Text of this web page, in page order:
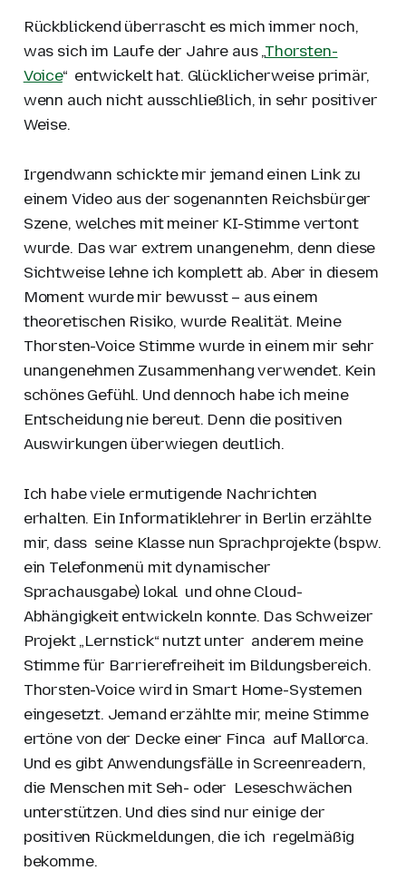
Rückblickend überrascht es mich immer noch,
was sich im Laufe der Jahre aus „Thorsten-
Voice“ entwickelt hat. Glücklicherweise primär,
wenn auch nicht ausschließlich, in sehr positiver
Weise.
Irgendwann schickte mir jemand einen Link zu
einem Video aus der sogenannten Reichsbürger
Szene, welches mit meiner KI-Stimme vertont
wurde. Das war extrem unangenehm, denn diese
Sichtweise lehne ich komplett ab. Aber in diesem
Moment wurde mir bewusst – aus einem
theoretischen Risiko, wurde Realität. Meine
Thorsten-Voice Stimme wurde in einem mir sehr
unangenehmen Zusammenhang verwendet. Kein
schönes Gefühl. Und dennoch habe ich meine
Entscheidung nie bereut. Denn die positiven
Auswirkungen überwiegen deutlich.
Ich habe viele ermutigende Nachrichten
erhalten. Ein Informatiklehrer in Berlin erzählte
mir, dass seine Klasse nun Sprachprojekte (bspw.
ein Telefonmenü mit dynamischer
Sprachausgabe) lokal und ohne Cloud-
Abhängigkeit entwickeln konnte. Das Schweizer
Projekt „Lernstick“ nutzt unter anderem meine
Stimme für Barrierefreiheit im Bildungsbereich.
Thorsten-Voice wird in Smart Home-Systemen
eingesetzt. Jemand erzählte mir, meine Stimme
ertöne von der Decke einer Finca auf Mallorca.
Und es gibt Anwendungsfälle in Screenreadern,
die Menschen mit Seh- oder Leseschwächen
unterstützen. Und dies sind nur einige der
positiven Rückmeldungen, die ich regelmäßig
bekomme.